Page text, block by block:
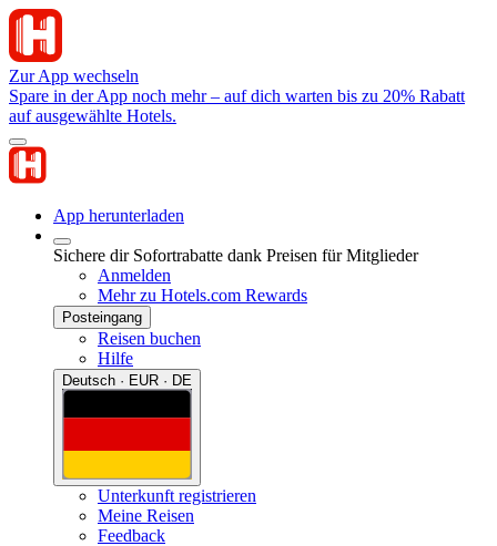
Zur App wechseln
Spare in der App noch mehr – auf dich warten bis zu 20% Rabatt
auf ausgewählte Hotels.
App herunterladen
Sichere dir Sofortrabatte dank Preisen für Mitglieder
Anmelden
Mehr zu Hotels.com Rewards
Posteingang
Reisen buchen
Hilfe
Deutsch · EUR · DE
Unterkunft registrieren
Meine Reisen
Feedback